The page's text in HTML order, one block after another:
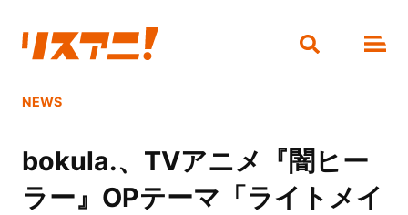
NEWS
bokula.、TVアニメ『闇ヒー
ラー』OPテーマ「ライトメイ